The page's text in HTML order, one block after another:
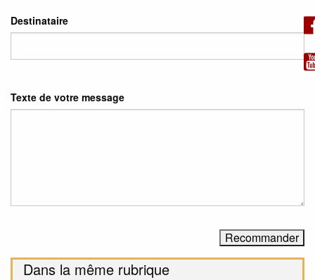
Destinataire
Texte de votre message
Dans la même rubrique